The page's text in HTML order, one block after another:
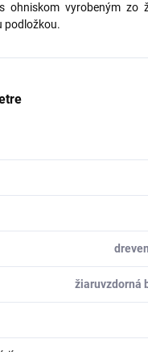
ohniskom vyrobeným zo
podložkou.
žiaruvzdorná